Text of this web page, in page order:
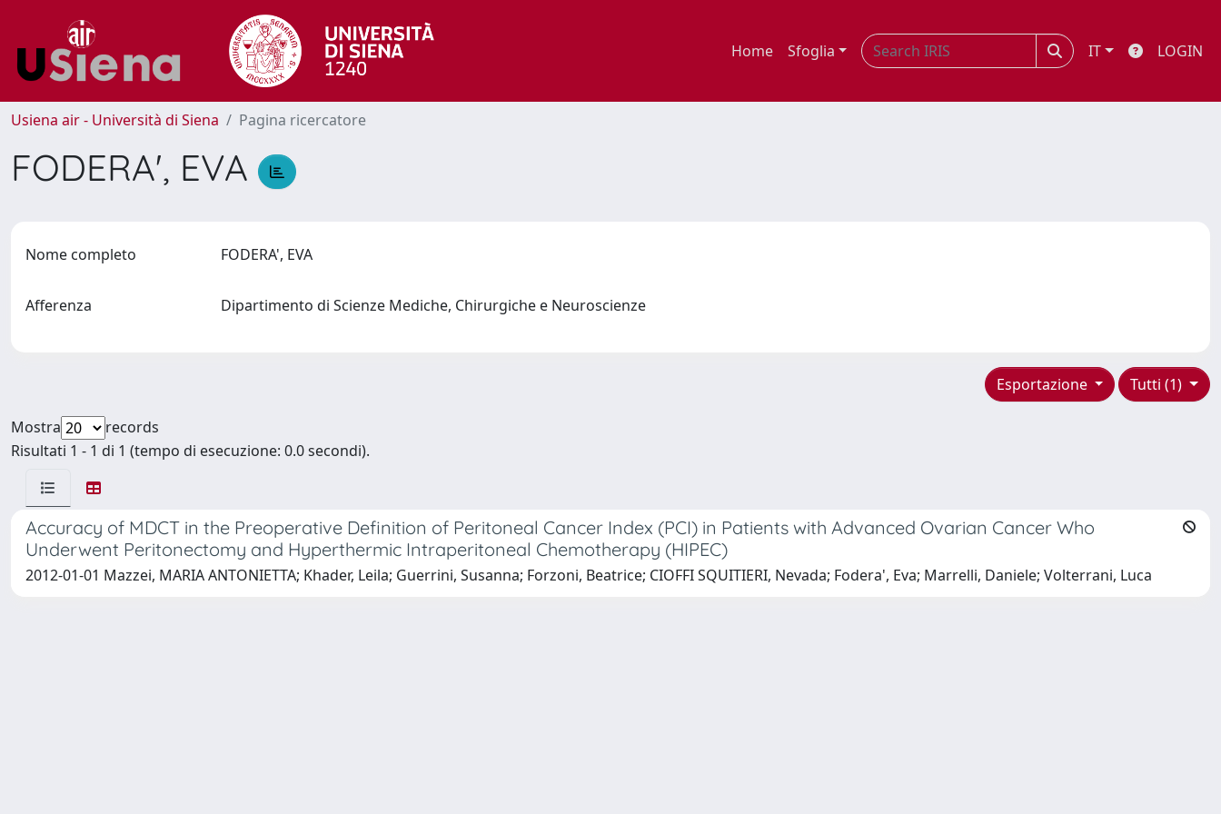
Home Sfoglia IT LOGIN
Usiena air - Università di Siena Pagina ricercatore
FODERA', EVA
Nome completo FODERA', EVA
Afferenza Dipartimento di Scienze Mediche, Chirurgiche e Neuroscienze
Tutti (1)
Esportazione
Mostra
records
Risultati 1 - 1 di 1 (tempo di esecuzione: 0.0 secondi).
Accuracy of MDCT in the Preoperative Definition of Peritoneal Cancer Index (PCI) in Patients with Advanced Ovarian Cancer Who
Underwent Peritonectomy and Hyperthermic Intraperitoneal Chemotherapy (HIPEC)
2012-01-01 Mazzei, MARIA ANTONIETTA; Khader, Leila; Guerrini, Susanna; Forzoni, Beatrice; CIOFFI SQUITIERI, Nevada; Fodera', Eva; Marrelli, Daniele; Volterrani, Luca